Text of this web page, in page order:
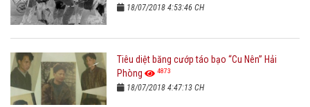
18/07/2018 4:53:46 CH
Tiêu diệt băng cướp táo bạo “Cu Nên” Hải
Phòng
4873
18/07/2018 4:47:13 CH